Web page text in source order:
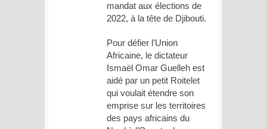
mandat aux élections de
2022, à la tête de Djibouti.
Pour défier l’Union
Africaine, le dictateur
Ismaël Omar Guelleh est
aidé par un petit Roitelet
qui voulait étendre son
emprise sur les territoires
des pays africains du